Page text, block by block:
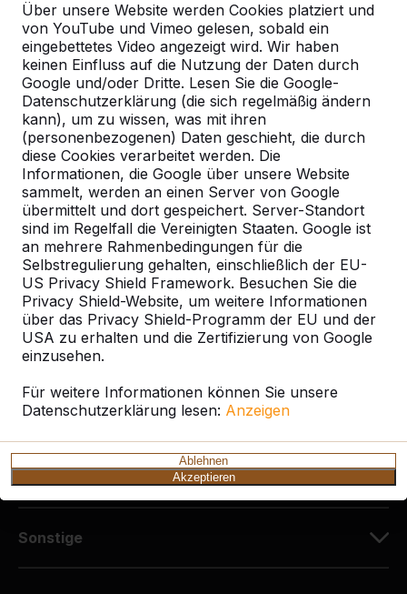
Über unsere Website werden Cookies platziert und
von YouTube und Vimeo gelesen, sobald ein
eingebettetes Video angezeigt wird. Wir haben
keinen Einfluss auf die Nutzung der Daten durch
Google und/oder Dritte. Lesen Sie die Google-
Datenschutzerklärung (die sich regelmäßig ändern
kann), um zu wissen, was mit ihren
(personenbezogenen) Daten geschieht, die durch
diese Cookies verarbeitet werden. Die
Informationen, die Google über unsere Website
sammelt, werden an einen Server von Google
übermittelt und dort gespeichert. Server-Standort
sind im Regelfall die Vereinigten Staaten. Google ist
an mehrere Rahmenbedingungen für die
Selbstregulierung gehalten, einschließlich der EU-
US Privacy Shield Framework. Besuchen Sie die
Privacy Shield-Website, um weitere Informationen
über das Privacy Shield-Programm der EU und der
USA zu erhalten und die Zertifizierung von Google
einzusehen.
Für weitere Informationen können Sie unsere
Datenschutzerklärung lesen: Anzeigen
Ablehnen
Akzeptieren
Kontakt
HeBlad Deutschland
Diekerstraße 97
42781 Haan
Deutschland
+49 212 934 77 25
info@HeBlad.de
Kundenservice
Sonstige